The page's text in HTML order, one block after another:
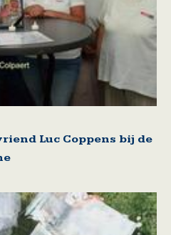
Luc Coppens bij de